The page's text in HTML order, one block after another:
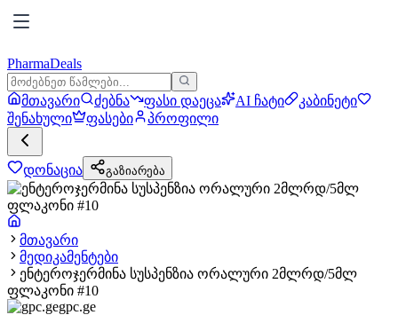
PharmaDeals
მთავარი ძებნა ფასი დაეცა AI ჩატი
კაბინეტი
შენახული
ფასები პროფილი
დონაცია გაზიარება
მთავარი
მედიკამენტები
ენტეროჯერმინა სუსპენზია ორალური 2მლრდ/5მლ
ფლაკონი #10
gpc.ge